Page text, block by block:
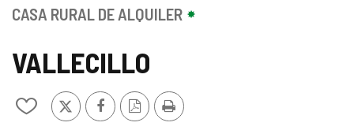
Castilla
León
VALLECILLO
Añadir/quitar
X FacebookVersión
PDF
Imprimir
CASA RURAL DE ALQUILER